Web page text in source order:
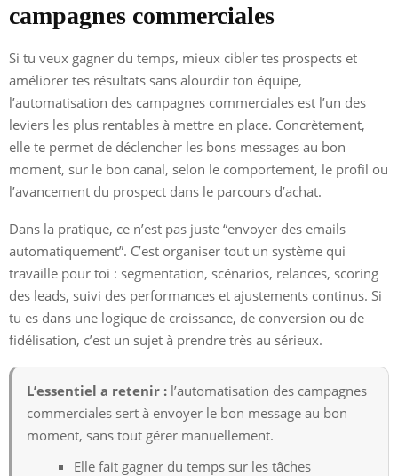
campagnes commerciales
Si tu veux gagner du temps, mieux cibler tes prospects et
améliorer tes résultats sans alourdir ton équipe,
l’automatisation des campagnes commerciales est l’un des
leviers les plus rentables à mettre en place. Concrètement,
elle te permet de déclencher les bons messages au bon
moment, sur le bon canal, selon le comportement, le profil ou
l’avancement du prospect dans le parcours d’achat.
Dans la pratique, ce n’est pas juste “envoyer des emails
automatiquement”. C’est organiser tout un système qui
travaille pour toi : segmentation, scénarios, relances, scoring
des leads, suivi des performances et ajustements continus. Si
tu es dans une logique de croissance, de conversion ou de
fidélisation, c’est un sujet à prendre très au sérieux.
L’essentiel a retenir : l’automatisation des campagnes
commerciales sert à envoyer le bon message au bon
moment, sans tout gérer manuellement.
Elle fait gagner du temps sur les tâches